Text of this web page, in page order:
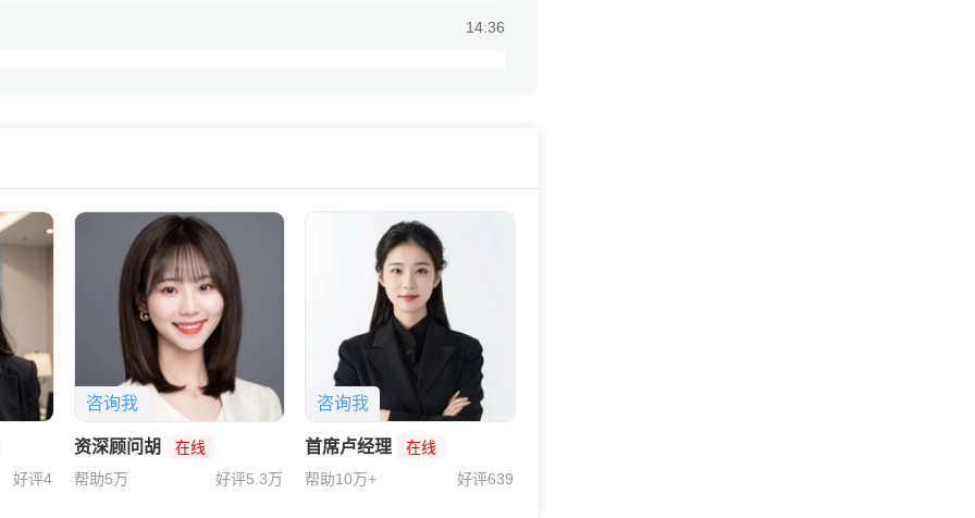
14:36
关注下货币三佳吧，完全满足你的要求了，哪里不懂再问我。
好评4
咨询我
资深顾问胡
在线
帮助5万
好评5.3万
咨询我
首席卢经理
在线
帮助10万+
好评639